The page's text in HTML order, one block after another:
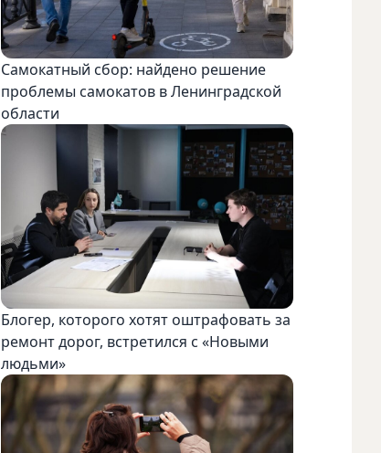
Самокатный сбор: найдено решение
проблемы самокатов в Ленинградской
области
Блогер, которого хотят оштрафовать за
ремонт дорог, встретился с «Новыми
людьми»